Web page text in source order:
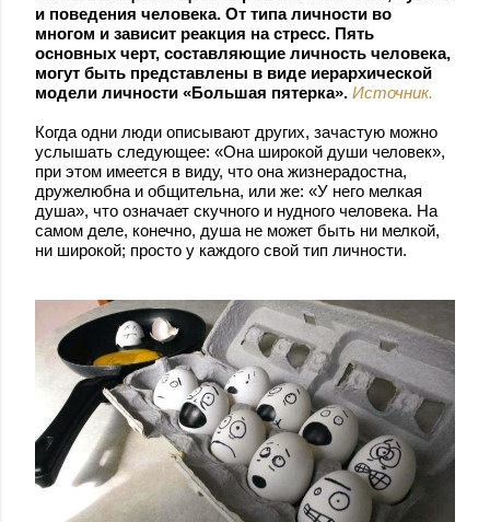
и поведения человека. От типа личности во
многом и зависит реакция на стресс. Пять
основных черт, составляющие личность человека,
могут быть представлены в виде иерархической
модели личности «Большая пятерка». Источник.
Когда одни люди описывают других, зачастую можно
услышать следующее: «Она широкой души человек»,
при этом имеется в виду, что она жизнерадостна,
дружелюбна и общительна, или же: «У него мелкая
душа», что означает скучного и нудного человека. На
самом деле, конечно, душа не может быть ни мелкой,
ни широкой; просто у каждого свой тип личности.